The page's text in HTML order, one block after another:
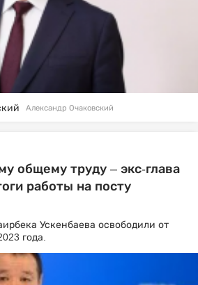
Александр Очаковский
общему труду – экс-глава
работы на посту
Ускенбаева освободили от
года.